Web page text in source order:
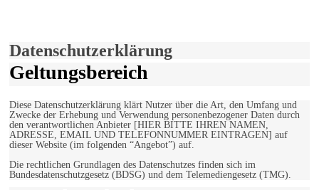
Datenschutzerklärung
Geltungsbereich
Diese Datenschutzerklärung klärt Nutzer über die Art, den Umfang und
Zwecke der Erhebung und Verwendung personenbezogener Daten durch
den verantwortlichen Anbieter [HIER BITTE IHREN NAMEN,
ADRESSE, EMAIL UND TELEFONNUMMER EINTRAGEN] auf
dieser Website (im folgenden “Angebot”) auf.
Die rechtlichen Grundlagen des Datenschutzes finden sich im
Bundesdatenschutzgesetz (BDSG) und dem Telemediengesetz (TMG).